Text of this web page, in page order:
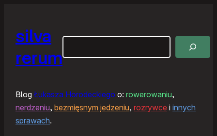
silva
rerum
Blog Łukasza Horodeckiego o: rowerowaniu,
nerdzeniu, bezmięsnym jedzeniu, rozrywce i innych
sprawach.